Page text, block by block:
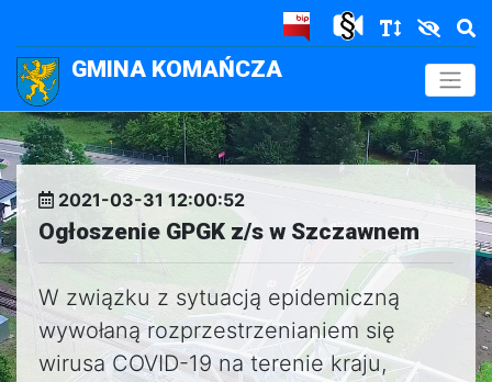
GMINA KOMAŃCZA .
2021-03-31 12:00:52
Ogłoszenie GPGK z/s w Szczawnem
W związku z sytuacją epidemiczną
wywołaną rozprzestrzenianiem się
wirusa COVID-19 na terenie kraju,